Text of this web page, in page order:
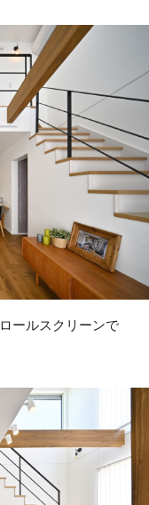
ールスクリーンで